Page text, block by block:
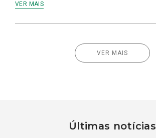
VER MAIS
VER MAIS
Últimas notícias